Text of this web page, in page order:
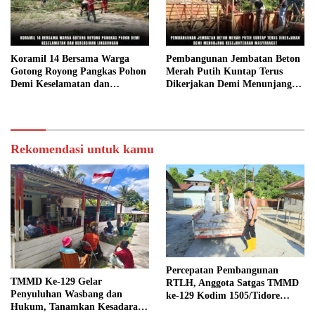
Koramil 14 Bersama Warga
Gotong Royong Pangkas Pohon
Demi Keselamatan dan
Pembangunan Jembatan Beton
Merah Putih Kuntap Terus
Dikerjakan Demi Menunjang
Rekomendasi untuk kamu
TMMD Ke-129 Gelar
Penyuluhan Wasbang dan
Hukum, Tanamkan Kesadaran
Percepatan Pembangunan
RTLH, Anggota Satgas TMMD
ke-129 Kodim 1505/Tidore